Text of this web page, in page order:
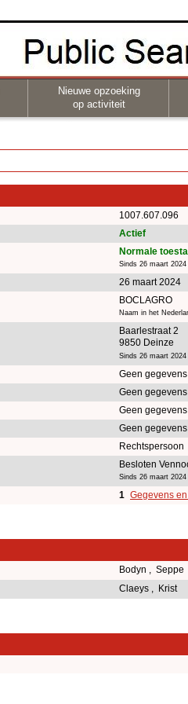
Nieuwe opzoeking
op activiteit
1007.607.096
Actief
Normale
Sinds 26 maart 2024
26 maart 2024
BOCLAGRO
Naam in het
Baarlestraat 2
9850 Deinze
Sinds 26 maart 2024
Geen
Geen
Geen
Geen
Rechtspersoon
Besloten
Sinds 26 maart 2024
1 Gegevens
Bodyn , Seppe
Claeys , Krist